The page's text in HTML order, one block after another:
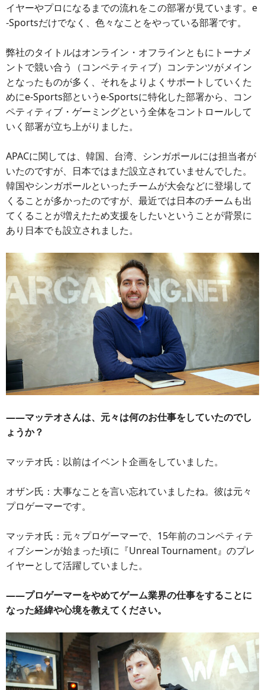
イヤーやプロになるまでの流れをこの部署が見ています。e
-Sportsだけでなく、色々なことをやっている部署です。
弊社のタイトルはオンライン・オフラインともにトーナメ
ントで競い合う（コンペティティブ）コンテンツがメイン
となったものが多く、それをよりよくサポートしていくた
めにe-Sports部というe-Sportsに特化した部署から、コン
ペティティブ・ゲーミングという全体をコントロールして
いく部署が立ち上がりました。
APACに関しては、韓国、台湾、シンガポールには担当者が
いたのですが、日本ではまだ設立されていませんでした。
韓国やシンガポールといったチームが大会などに登場して
くることが多かったのですが、最近では日本のチームも出
てくることが増えたため支援をしたいということが背景に
あり日本でも設立されました。
――マッテオさんは、元々は何のお仕事をしていたのでし
ょうか？
マッテオ氏：以前はイベント企画をしていました。
オザン氏：大事なことを言い忘れていましたね。彼は元々
プロゲーマーです。
マッテオ氏：元々プロゲーマーで、15年前のコンペティテ
ィブシーンが始まった頃に『Unreal Tournament』のプレ
イヤーとして活躍していました。
――プロゲーマーをやめてゲーム業界の仕事をすることに
なった経緯や心境を教えてください。